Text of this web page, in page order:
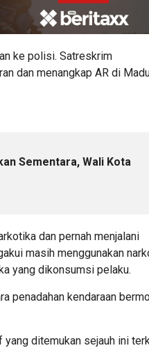
ke polisi. Satreskrim
dan menangkap AR di
Sementara, Wali Kota
dan pernah menjalani
masih menggunakan
yang dikonsumsi pelaku.
penadahan kendaraan
ditemukan sejauh ini